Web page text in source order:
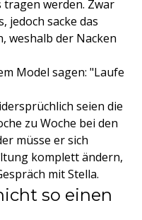
tragen werden. Zwar
jedoch sacke das
weshalb der Nacken
Model sagen: "Laufe
seien die
zu Woche bei den
müsse er sich
komplett ändern,
mit Stella.
so einen